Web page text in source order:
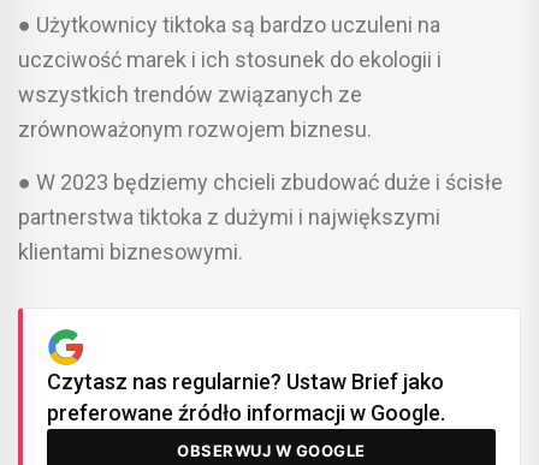
● Użytkownicy tiktoka są bardzo uczuleni na
uczciwość marek i ich stosunek do ekologii i
wszystkich trendów związanych ze
zrównoważonym rozwojem biznesu.
● W 2023 będziemy chcieli zbudować duże i ścisłe
partnerstwa tiktoka z dużymi i największymi
klientami biznesowymi.
Czytasz nas regularnie? Ustaw Brief jako
preferowane źródło informacji w Google.
OBSERWUJ W GOOGLE